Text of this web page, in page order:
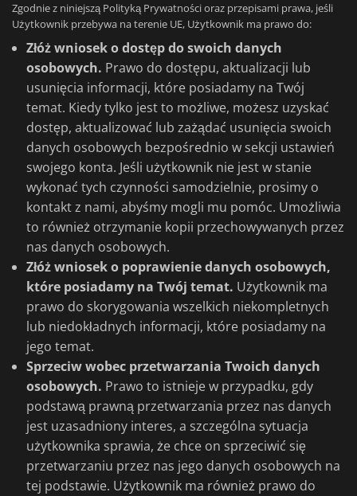
Zgodnie z niniejszą Polityką Prywatności oraz przepisami prawa, jeśli
Użytkownik przebywa na terenie UE, Użytkownik ma prawo do:
Złóż wniosek o dostęp do swoich danych
osobowych. Prawo do dostępu, aktualizacji lub
usunięcia informacji, które posiadamy na Twój
temat. Kiedy tylko jest to możliwe, możesz uzyskać
dostęp, aktualizować lub zażądać usunięcia swoich
danych osobowych bezpośrednio w sekcji ustawień
swojego konta. Jeśli użytkownik nie jest w stanie
wykonać tych czynności samodzielnie, prosimy o
kontakt z nami, abyśmy mogli mu pomóc. Umożliwia
to również otrzymanie kopii przechowywanych przez
nas danych osobowych.
Złóż wniosek o poprawienie danych osobowych,
które posiadamy na Twój temat. Użytkownik ma
prawo do skorygowania wszelkich niekompletnych
lub niedokładnych informacji, które posiadamy na
jego temat.
Sprzeciw wobec przetwarzania Twoich danych
osobowych. Prawo to istnieje w przypadku, gdy
podstawą prawną przetwarzania przez nas danych
jest uzasadniony interes, a szczególna sytuacja
użytkownika sprawia, że chce on sprzeciwić się
przetwarzaniu przez nas jego danych osobowych na
tej podstawie. Użytkownik ma również prawo do